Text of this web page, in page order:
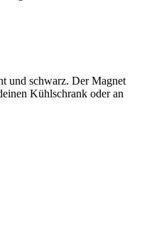
und schwarz. Der Magnet
Kühlschrank oder an